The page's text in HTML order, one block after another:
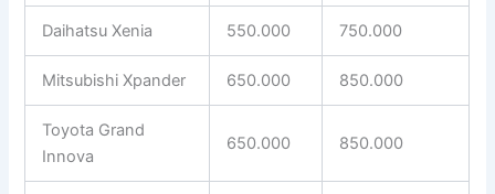
Daihatsu Xenia 550.000 750.000
Mitsubishi Xpander 650.000 850.000
Toyota Grand
Innova
650.000 850.000